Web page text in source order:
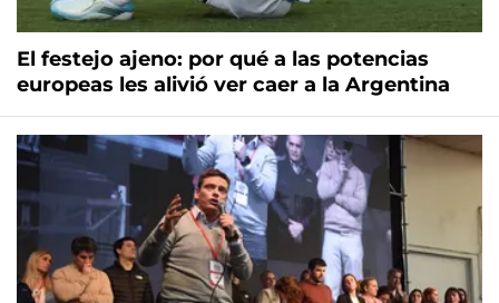
El festejo ajeno: por qué a las potencias
europeas les alivió ver caer a la Argentina